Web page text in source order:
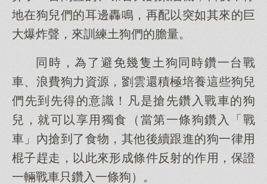
地在狗兒們的耳邊轟鳴，再配以突如其來的巨
大爆炸聲，來訓練土狗們的膽量。
同時，為了避免幾隻土狗同時鑽一台戰
車、浪費狗力資源，劉雲還積極培養這些狗兒
們先到先得的意識！凡是搶先鑽入戰車的狗
兒，就可以享用獨食（當第一條狗鑽入「戰
車」內搶到了食物，其他後續跟進的狗一律用
棍子趕走，以此來形成條件反射的作用，保證
一輛戰車只鑽入一條狗）。